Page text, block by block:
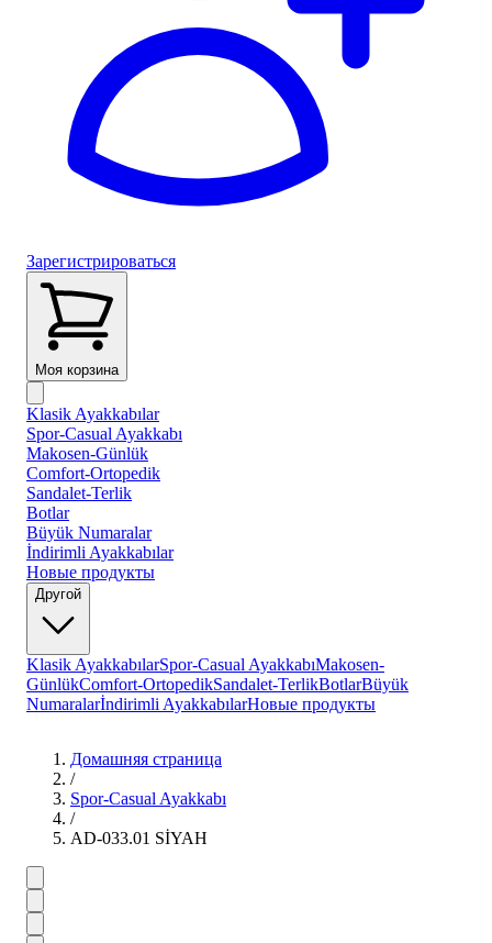
Зарегистрироваться
Моя корзина
Klasik Ayakkabılar
Spor-Casual Ayakkabı
Makosen-Günlük
Comfort-Ortopedik
Sandalet-Terlik
Botlar
Büyük Numaralar
İndirimli Ayakkabılar
Новые продукты
Другой
Klasik AyakkabılarSpor-Casual AyakkabıMakosen-
GünlükComfort-OrtopedikSandalet-TerlikBotlarBüyük
Numaralarİndirimli AyakkabılarНовые продукты
Домашняя страница
/
Spor-Casual Ayakkabı
/
AD-033.01 SİYAH